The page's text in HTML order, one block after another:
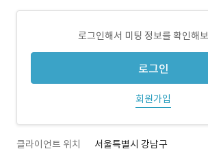
로그인해서 미팅 정보를 확인해
로그인
회원가입
클라이언트 위치 서울특별시 강남구